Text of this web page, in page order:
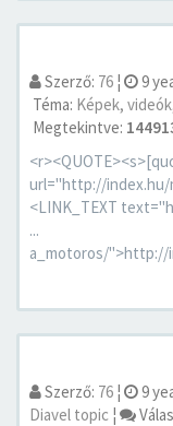
Szerző: 76 ¦ 9
Téma: Képek,
Megtekintve:
url="http://index.hu/
<LINK_TEXT
...
a_motoros/">http://
Szerző: 76 ¦ 9
Diavel topic ¦